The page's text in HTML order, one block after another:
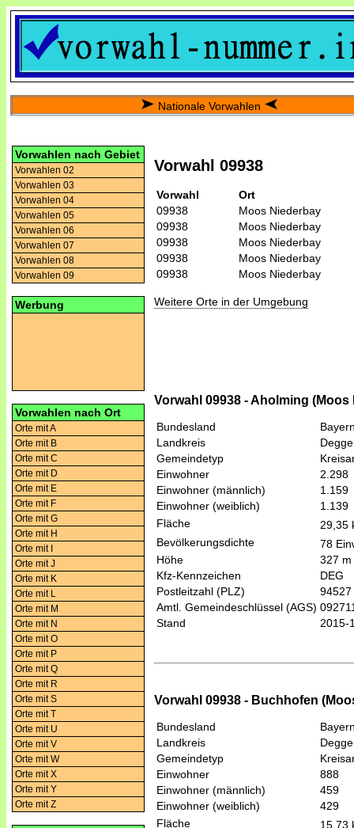
Nationale Vorwahlen
Vorwahlen nach Gebiet
Vorwahlen 02
Vorwahlen 03
Vorwahlen 04
Vorwahlen 05
Vorwahlen 06
Vorwahlen 07
Vorwahlen 08
Vorwahlen 09
Werbung
Vorwahlen nach Ort
Orte mit A
Orte mit B
Orte mit C
Orte mit D
Orte mit E
Orte mit F
Orte mit G
Orte mit H
Orte mit I
Orte mit J
Orte mit K
Orte mit L
Orte mit M
Orte mit N
Orte mit O
Orte mit P
Orte mit Q
Orte mit R
Orte mit S
Orte mit T
Orte mit U
Orte mit V
Orte mit W
Orte mit X
Orte mit Y
Orte mit Z
Vorwahl 09938
Vorwahl
Ort
09938
Moos Niederbay
09938
Moos Niederbay
09938
Moos Niederbay
09938
Moos Niederbay
09938
Moos Niederbay
Weitere Orte in der Umgebung
Vorwahl 09938 - Aholming (Moos
Bundesland
Landkreis
Gemeindetyp
Einwohner
2.298
Einwohner (männlich)
1.159
Einwohner (weiblich)
1.139
Fläche
29,35
Bevölkerungsdichte
78
Höhe
327 m
Kfz-Kennzeichen
DEG
Postleitzahl (PLZ)
94527
Amtl. Gemeindeschlüssel (AGS)
Stand
2015-
Vorwahl 09938 - Buchhofen
Bundesland
Landkreis
Gemeindetyp
Einwohner
888
Einwohner (männlich)
459
Einwohner (weiblich)
429
Fläche
15,73